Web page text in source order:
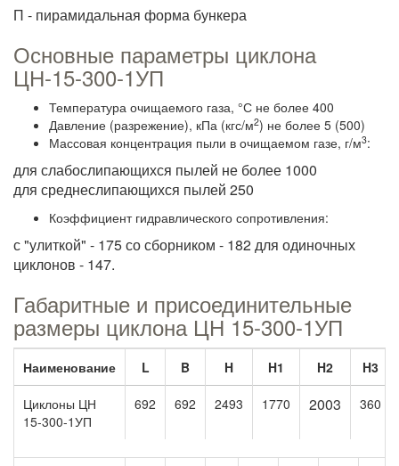
П - пирамидальная форма бункера
Основные параметры циклона
ЦН-15-300-1УП
Температура очищаемого газа, °С не более 400
Давление (разрежение), кПа (кгс/м2) не более 5 (500)
Массовая концентрация пыли в очищаемом газе, г/м3:
для слабослипающихся пылей не более 1000
для среднеслипающихся пылей 250
Коэффициент гидравлического сопротивления:
с "улиткой" - 175 со сборником - 182 для одиночных
циклонов - 147.
Габаритные и присоединительные
размеры циклона ЦН 15-300-1УП
Наименование L B H H1 H2 H3
Циклоны ЦН
15-300-1УП
692 692 2493 1770 2003 360